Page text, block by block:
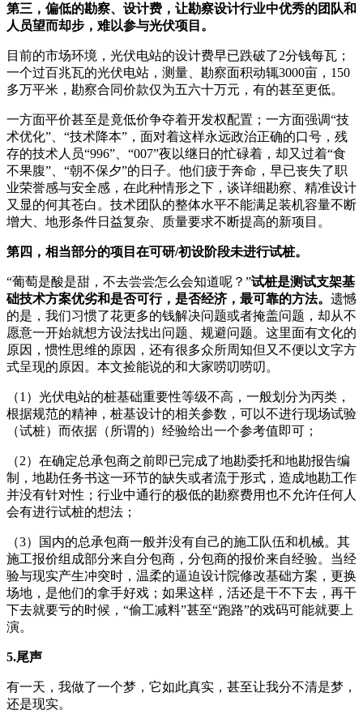
第三，偏低的勘察、设计费，让勘察设计行业中优秀的团队和
人员望而却步，难以参与光伏项目。
目前的市场环境，光伏电站的设计费早已跌破了2分钱每瓦；
一个过百兆瓦的光伏电站，测量、勘察面积动辄3000亩，150
多万平米，勘察合同价款仅为五六十万元，有的甚至更低。
一方面平价甚至是竟低价争夺着开发权配置；一方面强调“技
术优化”、“技术降本”，面对着这样永远政治正确的口号，残
存的技术人员“996”、“007”夜以继日的忙碌着，却又过着“食
不果腹”、“朝不保夕”的日子。他们疲于奔命，早已丧失了职
业荣誉感与安全感，在此种情形之下，谈详细勘察、精准设计
又显的何其苍白。技术团队的整体水平不能满足装机容量不断
增大、地形条件日益复杂、质量要求不断提高的新项目。
第四，相当部分的项目在可研/初设阶段未进行试桩。
“葡萄是酸是甜，不去尝尝怎么会知道呢？”试桩是测试支架基
础技术方案优劣和是否可行，是否经济，最可靠的方法。 遗憾
的是，我们习惯了花更多的钱解决问题或者掩盖问题，却从不
愿意一开始就想方设法找出问题、规避问题。这里面有文化的
原因，惯性思维的原因，还有很多众所周知但又不便以文字方
式呈现的原因。本文捡能说的和大家唠叨唠叨。
（1）光伏电站的桩基础重要性等级不高，一般划分为丙类，
根据规范的精神，桩基设计的相关参数，可以不进行现场试验
（试桩）而依据（所谓的）经验给出一个参考值即可；
（2）在确定总承包商之前即已完成了地勘委托和地勘报告编
制，地勘任务书这一环节的缺失或者流于形式，造成地勘工作
并没有针对性；行业中通行的极低的勘察费用也不允许任何人
会有进行试桩的想法；
（3）国内的总承包商一般并没有自己的施工队伍和机械。其
施工报价组成部分来自分包商，分包商的报价来自经验。当经
验与现实产生冲突时，温柔的逼迫设计院修改基础方案，更换
场地，是他们的拿手好戏；如果这样，活还是干不下去，再干
下去就要亏的时候，“偷工减料”甚至“跑路”的戏码可能就要上
演。
5.尾声
有一天，我做了一个梦，它如此真实，甚至让我分不清是梦，
还是现实。